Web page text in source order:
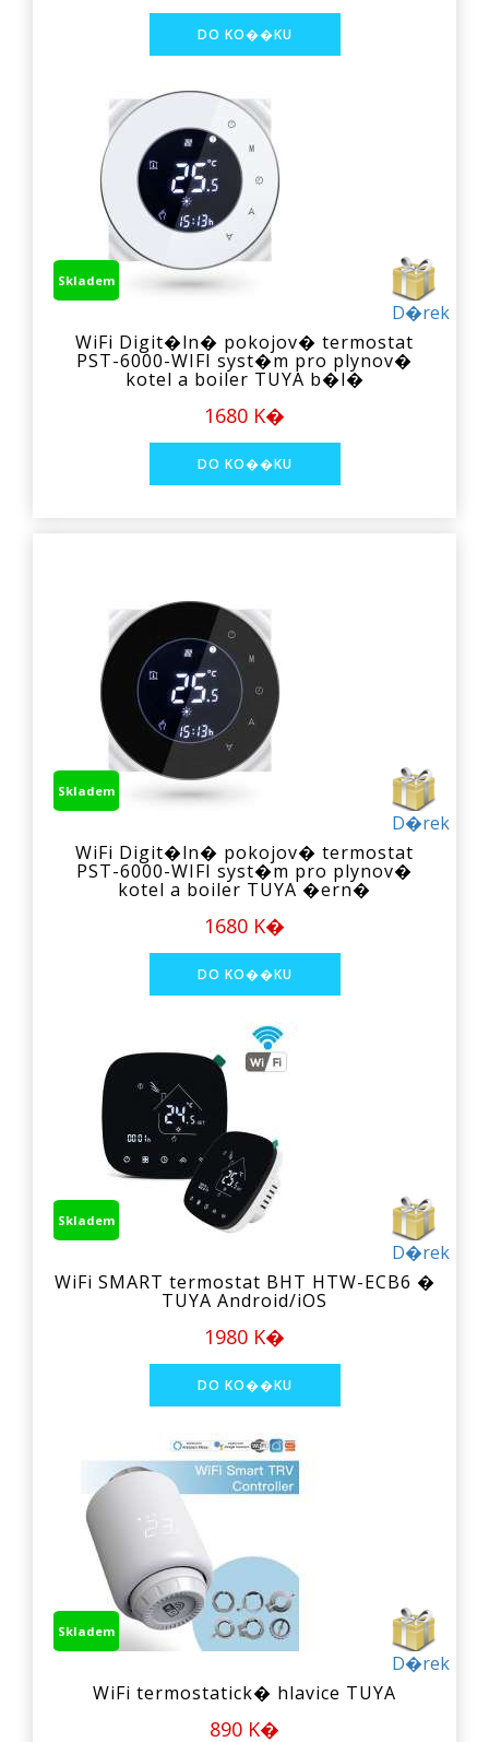
D�rek
Skladem
WiFi Digit�ln� pokojov� termostat
PST-6000-WIFI syst�m pro plynov�
kotel a boiler TUYA b�l�
1680 K�
D�rek
Skladem
WiFi Digit�ln� pokojov� termostat
PST-6000-WIFI syst�m pro plynov�
kotel a boiler TUYA �ern�
1680 K�
D�rek
Skladem
WiFi SMART termostat BHT HTW-ECB6 �
TUYA Android/iOS
1980 K�
D�rek
Skladem
WiFi termostatick� hlavice TUYA
890 K�